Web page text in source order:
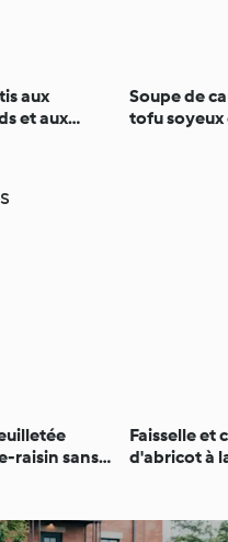
aux
et aux
Soupe de
tofu soyeux
raisin sans
Faisselle et
d'abricot à